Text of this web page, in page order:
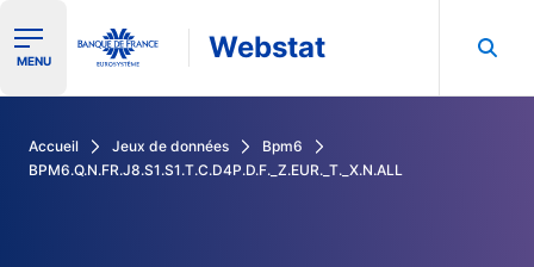
Ouvrir le menu de navigation
MENU Webstat
Accueil Jeux de données
Bpm6
BPM6.Q.N.FR.J8.S1.S1.T.C.D4P.D.F._Z.EUR._T._X.N.ALL